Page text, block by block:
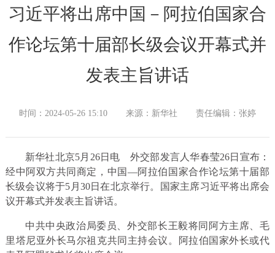
习近平将出席中国－阿拉伯国家合
作论坛第十届部长级会议开幕式并
发表主旨讲话
时间：2024-05-26 15:10 来源：新华社 责任编辑：张婷
新华社北京5月26日电
外交部发言人华春莹26日宣布：
经中阿双方共同商定，中国—阿拉伯国家合作论坛第十届部
长级会议将于5月30日在北京举行。国家主席习近平将出席会
议开幕式并发表主旨讲话。
中共中央政治局委员、外交部长王毅将同阿方主席、毛
里塔尼亚外长马尔祖克共同主持会议。阿拉伯国家外长或代